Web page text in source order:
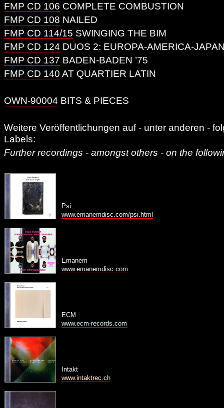
FMP CD 106 COMPLETE COMBUSTION
FMP CD 108 NAILED
FMP CD 114/15 SWINGING THE BIM
FMP CD 124 DUOS 2: EUROPA-AMERICA-
FMP CD 137 BADEN-BADEN ’75
FMP CD 140 AT QUARTIER LATIN
OWN-90004 BITS & PIECES
Weitere Veröffentlichungen auf - unter anderen -
Labels:
Further recordings - amongst others - on the
Psi
www.emanemdisc.com/psi.html
Emanem
www.emanemdisc.com
ECM
www.ecm-records.com
Intakt
www.intaktrec.ch